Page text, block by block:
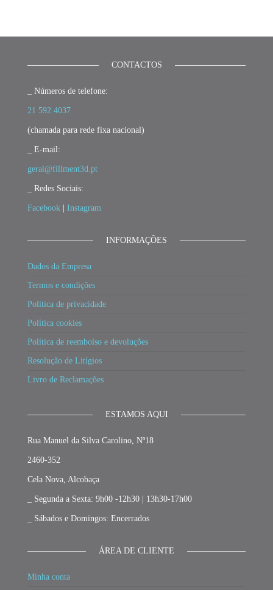
CONTACTOS
_ Números de telefone:
21 592 4037
(chamada para rede fixa nacional)
_ E-mail:
geral@fillment3d.pt
_ Redes Sociais:
Facebook Instagram
INFORMAÇÕES
Dados da Empresa
Termos e condições
Política de privacidade
Política cookies
Política de reembolso e devoluções
Resolução de Litígios
Livro de Reclamações
ESTAMOS AQUI
Rua Manuel da Silva Carolino, Nº18
2460-352
Cela Nova, Alcobaça
_ Segunda a Sexta: 9h00 -12h30 | 13h30-17h00
_ Sábados e Domingos: Encerrados
ÁREA DE CLIENTE
Minha conta